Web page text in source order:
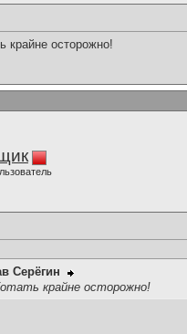
крайне осторожно!
Серёгин
крайне осторожно!